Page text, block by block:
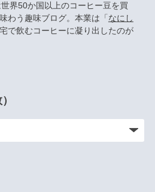
界50か国以上のコーヒー豆を買
わう趣味ブログ。本業は「 なにし
で飲むコーヒーに凝り出したのが